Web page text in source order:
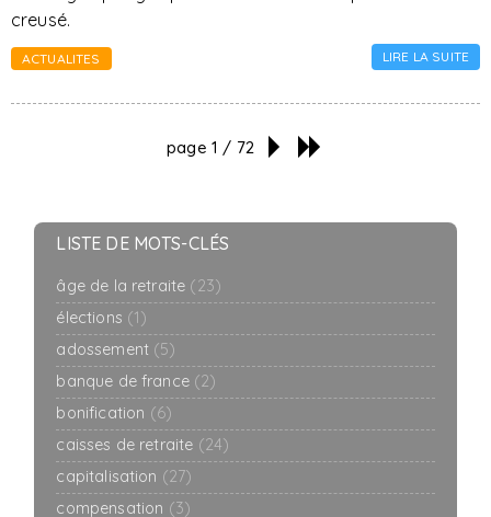
creusé.
ACTUALITES LIRE LA SUITE
page 1 / 72
LISTE DE MOTS-CLÉS
âge de la retraite (23)
élections (1)
adossement (5)
banque de france (2)
bonification (6)
caisses de retraite (24)
capitalisation (27)
compensation (3)